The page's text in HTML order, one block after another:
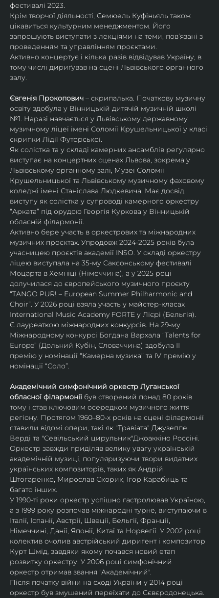
фестивалі 2023.
Крім творчої діяльності, Семюель Куфіньяль також
цікавиться культурним менеджментом. Його
запрошують виступати з лекціями на теми, пов’язані з
проведенням та управлінням проєктами.
Активно концертує і кілька разів відвідував Україну, в
тому числі дириґував на сцені Львівського органного
залу.
Євгенія Прокопович – скрипалька. Початкову музичну
освіту здобула у Вінницькій дитячій музичній школі
№1. Наразі навчається у Львівському державному
музичному ліцеї імені Соломії Крушельницької у класі
скрипки Лідії Футорської.
Як солістка та у складі камерних ансамблів регулярно
виступає на концертних сценах Львова, зокрема у
Львівському органному залі, Музеї Соломії
Крушельницької та Львівському музичному фаховому
коледжі імені Станіслава Людкевича. Має досвід
виступу як солістка у супроводі камерного оркестру
“Арката” під орудою Георгія Куркова у Вінницькій
обласній філармонії.
Активно бере участь в оркестрових та міжнародних
музичних проєктах. Упродовж 2024-2025 років була
учасницею проєктів академії INSO. У складі оркестру
ліцею виступала на 35-му Саксонському фестивалі
Моцарта в Хемніці (Німеччина), а у 2025 році
долучилася до європейського музичного проєкту
“TANGO PUR! – European Summer Philharmonic and
Choir”. У 2026 році взяла участь у майстер-класах
International Music Academy FORTE у Лієрі (Бельгія).
Є лауреаткою міжнародних конкурсів. На 29-му
Міжнародному конкурсі Богдана Вархала “Talents for
Europe” (Дольний Кубін, Словаччина) здобула ІІ
премію у номінації “Камерна музика” та IV премію у
номінації “Соло”.
Академічний симфонічний оркестр Луганської
обласної філармонії був створений понад 80 років
тому і став ключовим осередком музичного життя
регіону. Протягом 1960–80-х років на сцені філармонії
ставили відомі опери, такі як "Травіата" Джузеппе
Верді та "Севільський цирульник"Джоаккіно Россіні.
Оркестр завжди приділяв велику увагу українській
академічній музиці, популяризуючи твори видатних
українських композиторів, таких як Андрій
Штогаренко, Мирослав Скорик, Ігор Карабиць та
багато інших.
У 1990-ті роки оркестр успішно гастролював Україною,
а з 1999 року розпочав міжнародні турне, виступаючи в
Італії, Іспанії, Австрії, Швеції, Бельгії, Франції,
Німеччині, Данії, Японії, Китаї та Норвегії. У 2002 році
колектив очолив австрійський диригент і композитор
Курт Шмід, завдяки якому почався новий етап
розвитку оркестру. У 2006 році симфонічний
оркестр отримав звання "Академічний".
Після початку війни на сході України у 2014 році
оркестр був змушений переїхати до Сєвєродонецька.